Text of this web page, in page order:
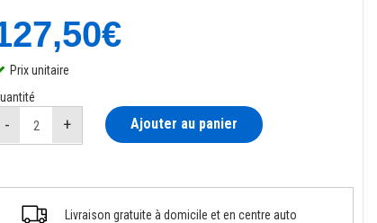
Prix unitaire
Ajouter au panier
Livraison gratuite à domicile et en centre auto